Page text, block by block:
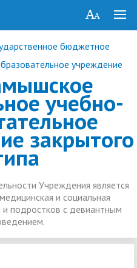
бюджетное
учреждение
учебно-
закрытого
Учреждения является
и социальная
и подростков с девиантным